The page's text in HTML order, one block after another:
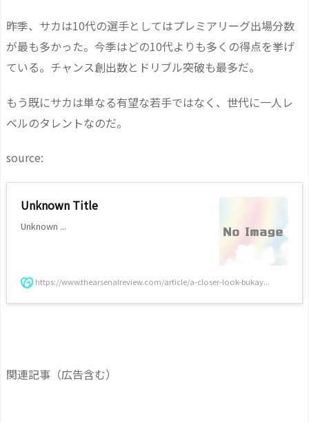
昨季、サカは10代の選手としてはプレミアリーグ出場分数
が最も多かった。今季はどの10代よりも多くの得点を挙げ
ている。チャンス創出数とドリブル突破も最多だ。
もう既にサカは単なる有望な若手ではなく、世代に一人レ
ベルのタレントなのだ。
source:
Unknown Title
Unknown ...
https://www.thearsenalreview.com/article/a-closer-look-bukay...
関連記事（広告含む）